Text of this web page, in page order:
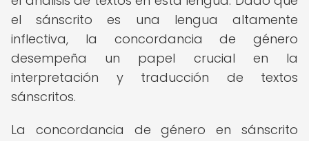
el sánscrito es una lengua altamente
inflectiva, la concordancia de género
desempeña un papel crucial en la
interpretación y traducción de textos
sánscritos.
La concordancia de género en sánscrito